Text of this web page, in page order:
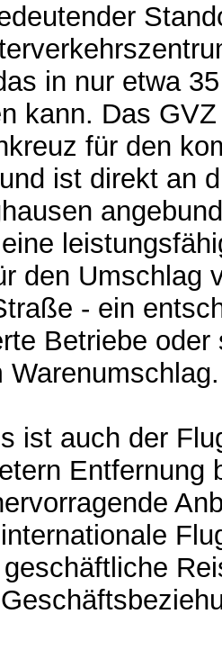
in nur etwa
kann. Das
für den
ist direkt an
den Umschlag
- ein
Betriebe
Warenumschlag.
ist auch der
Entfernung